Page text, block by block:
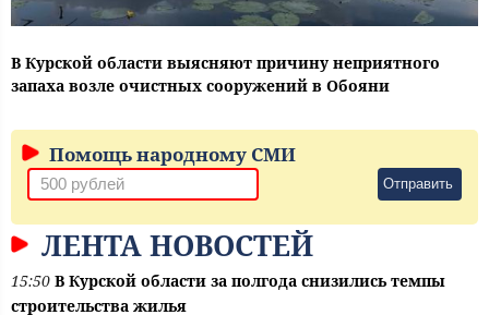
В Курской области выясняют причину неприятного
запаха возле очистных сооружений в Обояни
Помощь народному СМИ
Отправить
ЛЕНТА НОВОСТЕЙ
15:50 В Курской области за полгода снизились темпы
строительства жилья